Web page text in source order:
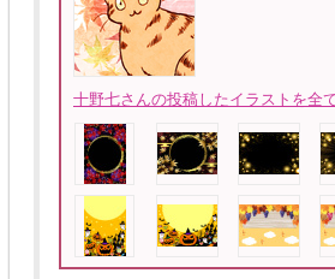
十野七さんの投稿したイラストを全